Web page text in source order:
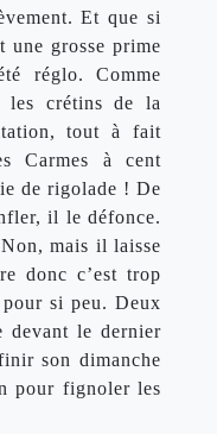
Et que si
une grosse prime
réglo. Comme
les crétins de la
tout à fait
Carmes à cent
de rigolade ! De
il le défonce.
mais il laisse
donc c’est trop
si peu. Deux
devant le dernier
son dimanche
pour fignoler les